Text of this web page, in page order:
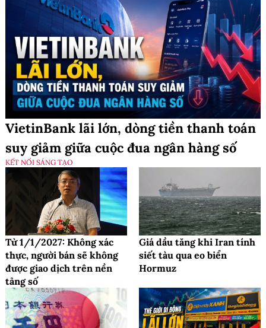
VietinBank lãi lớn, dòng tiền thanh toán
suy giảm giữa cuộc đua ngân hàng số
KẾT NỐI SÁNG TẠO
Từ 1/1/2027: Không xác
thực, người bán sẽ không
được giao dịch trên nền
tảng số
Giá dầu tăng khi Iran tính
siết tàu qua eo biển
Hormuz